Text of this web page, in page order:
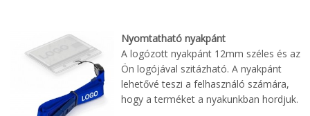
Nyomtatható nyakpánt
A logózott nyakpánt 12mm széles és az
Ön logójával szitázható. A nyakpánt
lehetővé teszi a felhasználó számára,
hogy a terméket a nyakunkban hordjuk.